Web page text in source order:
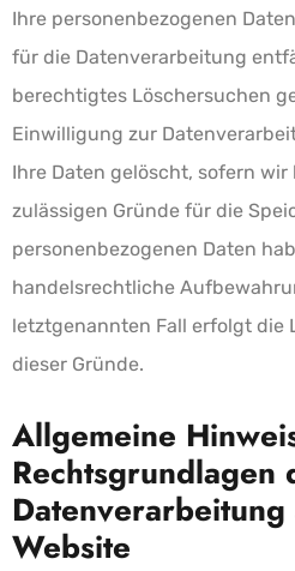
Ihre personenbezogenen
für die Datenverarbeitung
berechtigtes Löschersuchen
Einwilligung zur
Ihre Daten gelöscht, sofern
zulässigen Gründe für die
personenbezogenen Daten
handelsrechtliche
letztgenannten Fall erfolgt die
dieser Gründe.
Allgemeine
Rechtsgrundlagen
Website